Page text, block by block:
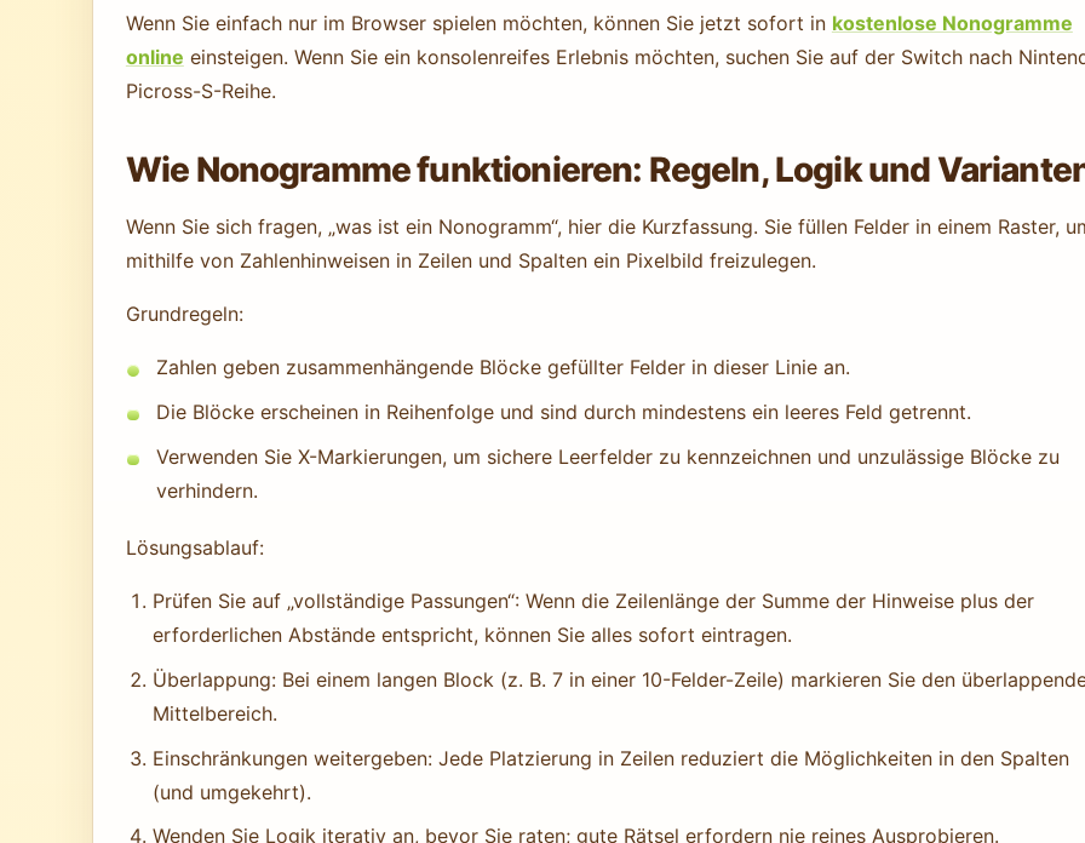
Wenn Sie einfach nur im Browser spielen möchten, können Sie jetzt sofort in kostenlose Nonogramme
online einsteigen. Wenn Sie ein konsolenreifes Erlebnis möchten, suchen Sie auf der Switch nach
Picross-S-Reihe.
Wie Nonogramme funktionieren: Regeln, Logik und
Wenn Sie sich fragen, „was ist ein Nonogramm“, hier die Kurzfassung. Sie füllen Felder in einem Raster,
mithilfe von Zahlenhinweisen in Zeilen und Spalten ein Pixelbild freizulegen.
Grundregeln:
Zahlen geben zusammenhängende Blöcke gefüllter Felder in dieser Linie an.
Die Blöcke erscheinen in Reihenfolge und sind durch mindestens ein leeres Feld getrennt.
Verwenden Sie X-Markierungen, um sichere Leerfelder zu kennzeichnen und unzulässige Blöcke zu
verhindern.
Lösungsablauf:
Prüfen Sie auf „vollständige Passungen“: Wenn die Zeilenlänge der Summe der Hinweise plus der
erforderlichen Abstände entspricht, können Sie alles sofort eintragen.
Überlappung: Bei einem langen Block (z. B. 7 in einer 10-Felder-Zeile) markieren Sie den
Mittelbereich.
Einschränkungen weitergeben: Jede Platzierung in Zeilen reduziert die Möglichkeiten in den Spalten
(und umgekehrt).
Wenden Sie Logik iterativ an, bevor Sie raten; gute Rätsel erfordern nie reines Ausprobieren.